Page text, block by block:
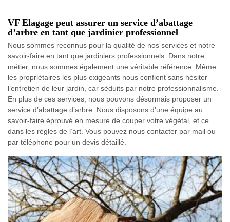
VF Elagage peut assurer un service d’abattage
d’arbre en tant que jardinier professionnel
Nous sommes reconnus pour la qualité de nos services et notre
savoir-faire en tant que jardiniers professionnels. Dans notre
métier, nous sommes également une véritable référence. Même
les propriétaires les plus exigeants nous confient sans hésiter
l’entretien de leur jardin, car séduits par notre professionnalisme.
En plus de ces services, nous pouvons désormais proposer un
service d’abattage d’arbre. Nous disposons d’une équipe au
savoir-faire éprouvé en mesure de couper votre végétal, et ce
dans les règles de l’art. Vous pouvez nous contacter par mail ou
par téléphone pour un devis détaillé.